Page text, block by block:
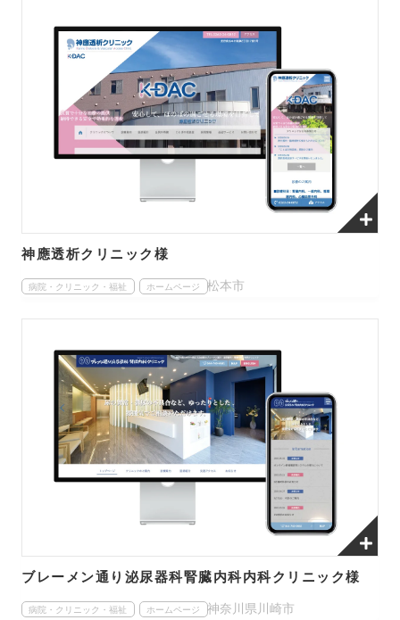
神應透析クリニック様
病院・クリニック・福祉 ホームページ 松本市
ブレーメン通り泌尿器科腎臓内科内科クリニック様
病院・クリニック・福祉 ホームページ 神奈川県川崎市